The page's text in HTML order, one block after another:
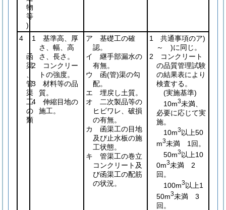
物
等
)
4
函
渠
管
渠
工
の
類
1 基準高、厚
さ、幅、高
さ、長さ。
2 コンクリー
トの強度。
3 材料等の品
質。
4 伸縮目地の
施工。
ア 基礎工の確
認。
イ 継手部漏水の
有無。
ウ 函(管)渠の勾
配。
エ 埋戻し土質。
オ 二次製品等の
ヒビワレ、破損
の有無。
カ 函渠工の目地
及び止水板の施
工状態。
キ 管渠工の巻立
コンクリート及
び函渠工の配筋
の状況。
1 共通事項のア)
～ )に同じ。
2 コンクリート
の品質管理試験
の結果表により
検査する。
(実施基準)
10m3未満、
必要に応じて実
施。
10m3以上50
m3未満 1回。
50m3以上10
0m3未満 2
回。
100m3以上1
50m3未満 3
回。